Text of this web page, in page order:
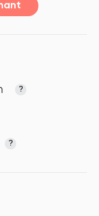
?
?